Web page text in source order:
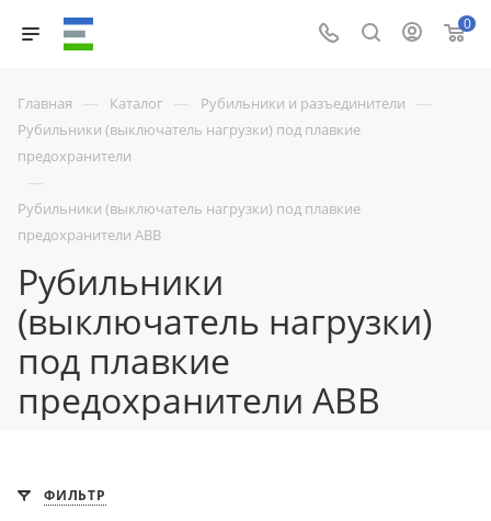
0
Главная — Каталог — Рубильники и разъединители —
Рубильники (выключатель нагрузки) под плавкие
предохранители
—
Рубильники (выключатель нагрузки) под плавкие
предохранители ABB
Рубильники
(выключатель нагрузки)
под плавкие
предохранители ABB
ФИЛЬТР